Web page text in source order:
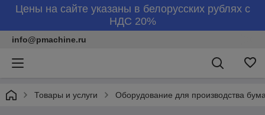
Цены на сайте указаны в белорусских рублях с
НДС 20%
info@pmachine.ru
Товары и услуги Оборудование для производства